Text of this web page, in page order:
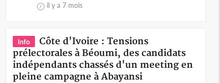
il y a 7 mois
Info
Côte d'Ivoire : Tensions
prélectorales à Béoumi, des candidats
indépendants chassés d'un meeting en
pleine campagne à Abayansi